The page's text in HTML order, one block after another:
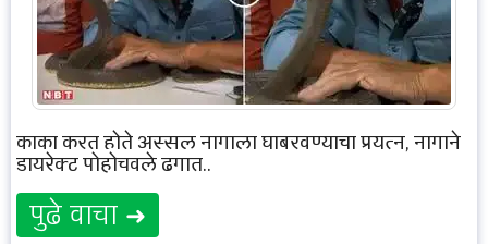
काका करत होते अस्सल नागाला घाबरवण्याचा प्रयत्न, नागाने
डायरेक्ट पोहोचवले ढगात..
पुढे वाचा ➜